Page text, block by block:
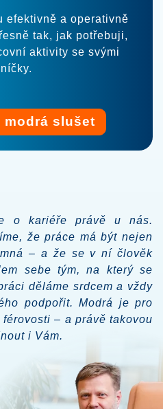
efektivně a operativně
tak, jak potřebuji,
aktivity se svými
modrá slušet
o kariéře právě u nás.
že práce má být nejen
– a že se v ní člověk
sebe tým, na který se
děláme srdcem a vždy
podpořit. Modrá je pro
– a právě takovou
i Vám.